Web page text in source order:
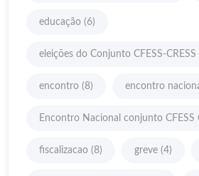
educação (6)
eleições do Conjunto CFESS-CRESS
encontro (8) encontro
Encontro Nacional conjunto CFESS
fiscalizacao (8) greve (4)